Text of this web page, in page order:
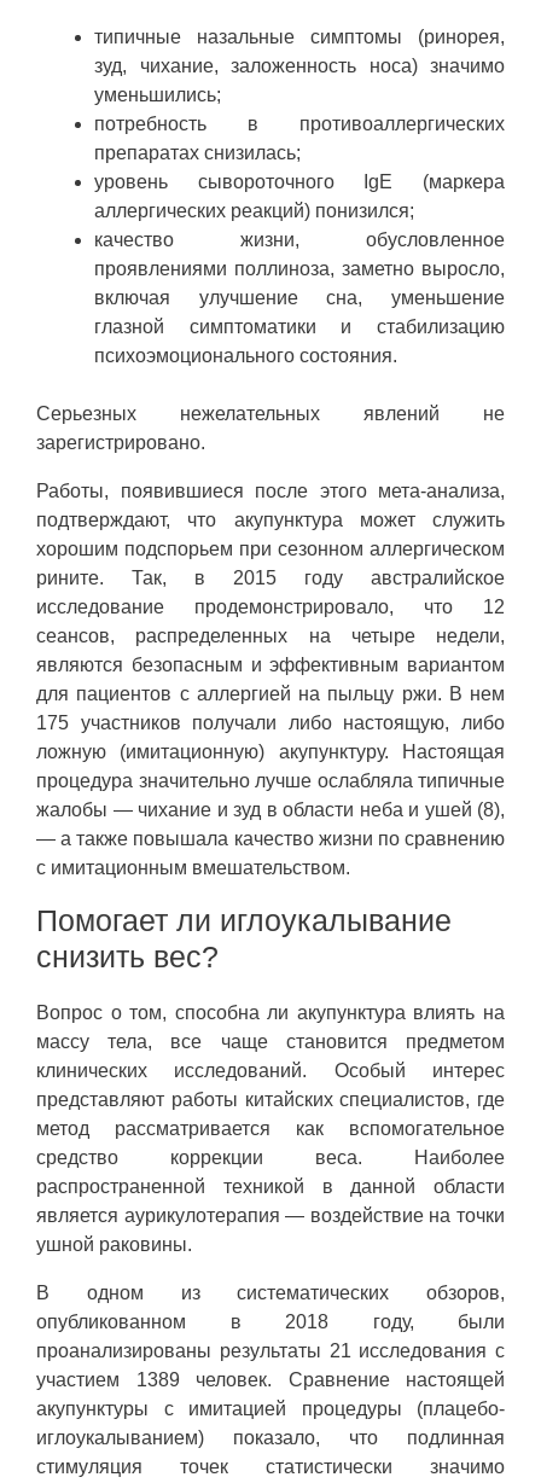
типичные назальные симптомы (ринорея,
зуд, чихание, заложенность носа) значимо
уменьшились;
потребность в противоаллергических
препаратах снизилась;
уровень сывороточного IgE (маркера
аллергических реакций) понизился;
качество жизни, обусловленное
проявлениями поллиноза, заметно выросло,
включая улучшение сна, уменьшение
глазной симптоматики и стабилизацию
психоэмоционального состояния.
Серьезных нежелательных явлений не
зарегистрировано.
Работы, появившиеся после этого мета-анализа,
подтверждают, что акупунктура может служить
хорошим подспорьем при сезонном аллергическом
рините. Так, в 2015 году австралийское
исследование продемонстрировало, что 12
сеансов, распределенных на четыре недели,
являются безопасным и эффективным вариантом
для пациентов с аллергией на пыльцу ржи. В нем
175 участников получали либо настоящую, либо
ложную (имитационную) акупунктуру. Настоящая
процедура значительно лучше ослабляла типичные
жалобы — чихание и зуд в области неба и ушей (8),
— а также повышала качество жизни по сравнению
с имитационным вмешательством.
Помогает ли иглоукалывание
снизить вес?
Вопрос о том, способна ли акупунктура влиять на
массу тела, все чаще становится предметом
клинических исследований. Особый интерес
представляют работы китайских специалистов, где
метод рассматривается как вспомогательное
средство коррекции веса. Наиболее
распространенной техникой в данной области
является аурикулотерапия — воздействие на точки
ушной раковины.
В одном из систематических обзоров,
опубликованном в 2018 году, были
проанализированы результаты 21 исследования с
участием 1389 человек. Сравнение настоящей
акупунктуры с имитацией процедуры (плацебо-
иглоукалыванием) показало, что подлинная
стимуляция точек статистически значимо